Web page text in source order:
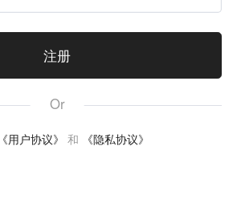
注册
Or
《用户协议》 和 《隐私协议》